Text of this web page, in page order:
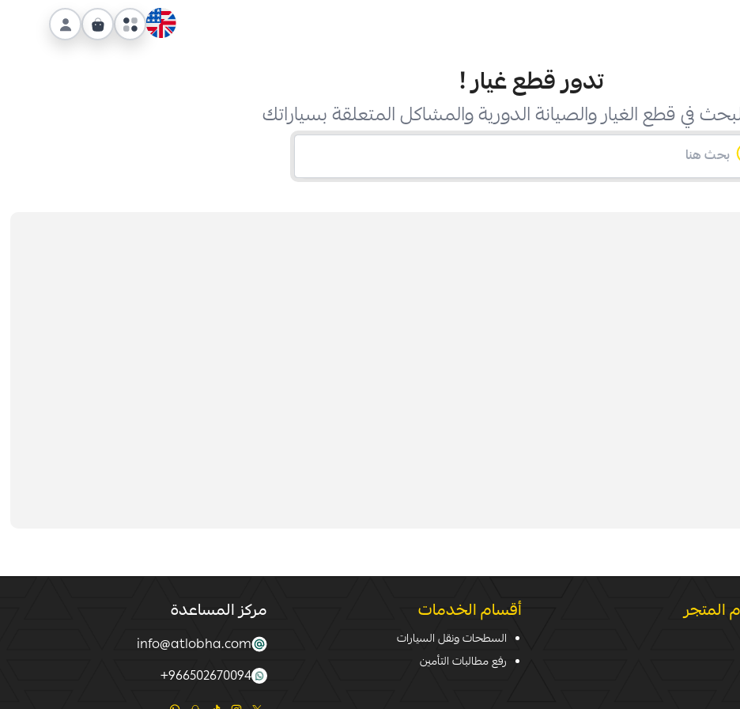
تدور قطع غيار!
في قطع الغيار والصيانة الدورية والمشاكل المتعلقة بسياراتك
المتجر أقسام الخدمات
السطحات ونقل السيارات
رفع مطالبات التأمين
مركز المساعدة
info@atlobha.com
966502670094
+